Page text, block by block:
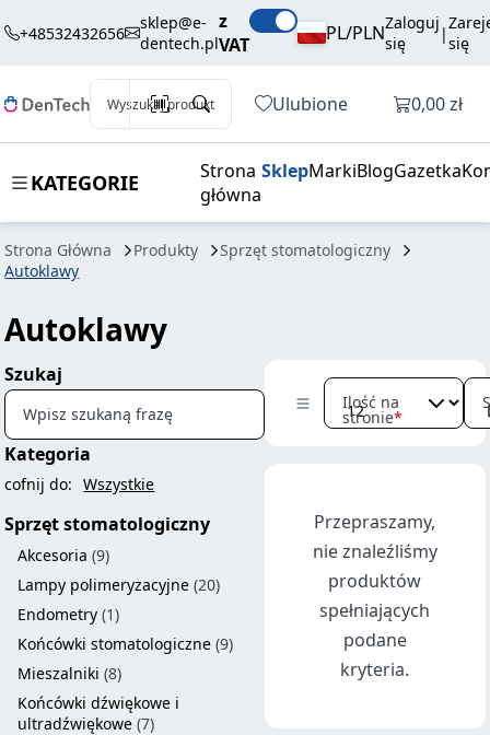
+48532432656
sklep@e-
dentech.pl
z
VAT
PL/PLNZaloguj
się
|się
Wyszukaj produkt Ulubione Otwórz
0,00 zł
KATEGORIE
Strona
główna
SklepMarkiBlogGazetka
Strona Główna Produkty
Sprzęt stomatologiczny
Autoklawy
Autoklawy
Szukaj
Wpisz szukaną frazę
Kategoria
cofnij do: Wszystkie
Sprzęt stomatologiczny
Akcesoria (9)
Lampy polimeryzacyjne (20)
Endometry (1)
Końcówki stomatologiczne (9)
Mieszalniki (8)
Końcówki dźwiękowe i
ultradźwiękowe (7)
Ilość na
stronie
Przepraszamy,
nie znaleźliśmy
produktów
spełniających
podane
kryteria.